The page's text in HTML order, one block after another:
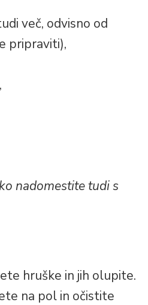
več, odvisno od
pripraviti),
nadomestite tudi s
hruške in jih olupite.
na pol in očistite